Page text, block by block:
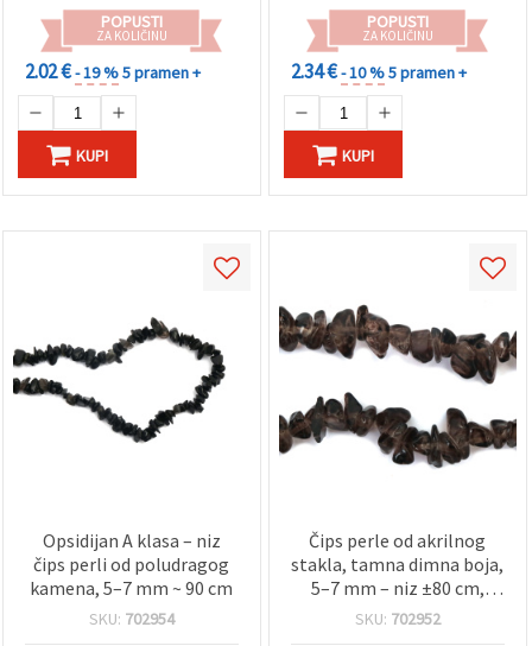
POPUSTI
ZA KOLIČINU
2.02 €- 19 %5 pramen +
KUPI
POPUSTI
ZA KOLIČINU
2.34 €- 10 %5 pramen +
KUPI
Opsidijan A klasa – niz
čips perli od poludragog
kamena, 5–7 mm ~ 90 cm
SKU: 702954
Čips perle od akrilnog
stakla, tamna dimna boja,
5–7 mm – niz ±80 cm,
idealno za izradu nakita,
SKU: 702952